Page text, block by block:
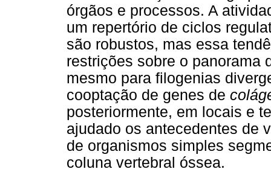
órgãos e processos. A
um repertório de ciclos
são robustos, mas essa
restrições sobre o panorama
mesmo para filogenias
cooptação de genes de
posteriormente, em locais e
ajudado os antecedentes de
de organismos simples
coluna vertebral óssea.